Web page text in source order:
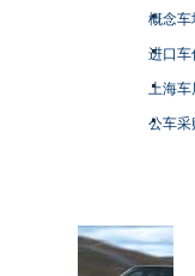
概念车
进口车
上海
公车采